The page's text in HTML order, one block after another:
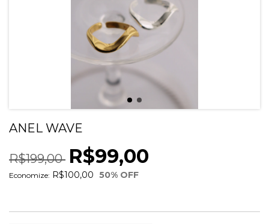
ANEL WAVE
R$199,00 R$99,00
Economize: R$100,00 50% OFF